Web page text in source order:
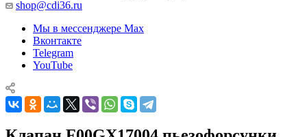
shop@cdi36.ru
Мы в мессенджере Max
Вконтакте
Telegram
YouTube